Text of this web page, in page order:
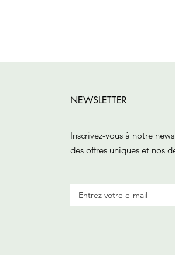
NEWSLETTER
Inscrivez-vous à notre
des offres uniques et nos